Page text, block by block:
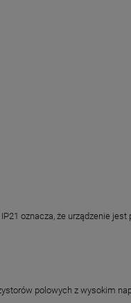
oznacza, że urządzenie
polowych z wysokim